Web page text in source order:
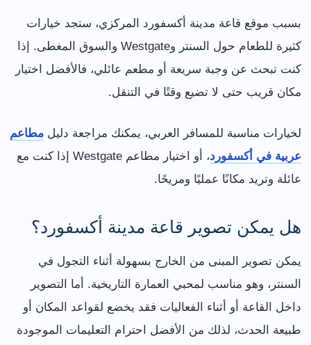
بسبب موقع قاعة مدينة أكسفورد المركزي، ستجد خيارات
كثيرة للطعام حول السنتر وWestgate والسوق المغطى. إذا
كنت تبحث عن وجبة سريعة أو مطعم عائلي، فالأفضل اختيار
مكان قريب حتى لا تضيع وقتًا في التنقل.
لخيارات مناسبة للمسافر العربي، يمكنك مراجعة دليل مطاعم
عربية في أكسفورد
، أو اختيار مطاعم Westgate إذا كنت مع
عائلة وتريد مكانًا عمليًا ومريحًا.
هل يمكن تصوير قاعة مدينة أكسفورد؟
يمكن تصوير المبنى من الخارج بسهولة أثناء التجول في
السنتر، وهو مناسب لمحبي العمارة التاريخية. أما التصوير
داخل القاعة أو أثناء الفعاليات فقد يخضع لقواعد المكان أو
طبيعة الحدث، لذلك من الأفضل احترام التعليمات الموجودة